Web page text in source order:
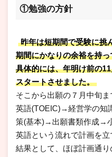
①勉強の方針
昨年は短期間で受験に挑
期間にかなりの余裕を持
具体的には、年明け前の
スタートさせました。
そこから出願の７月中旬ま
英語(TOEIC)→経営学の知
策(基本)→出願書類作成→
英語という流れで計画を立
結果として、ほぼ計画通